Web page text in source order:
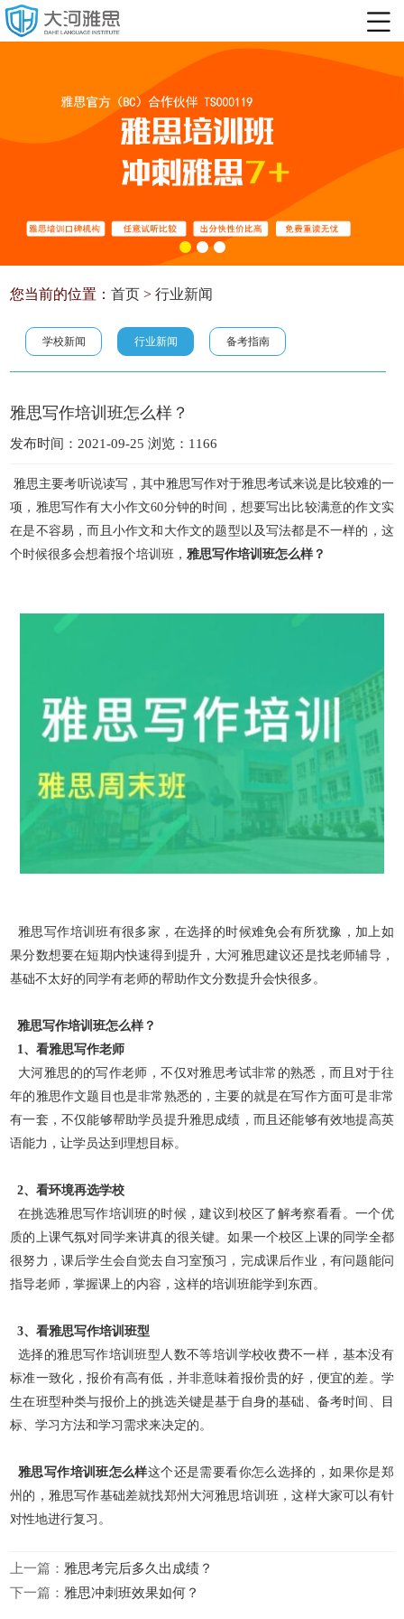
您当前的位置：首页 >行业新闻
学校新闻 行业新闻 备考指南
雅思写作培训班怎么样？
发布时间：2021-09-25 浏览：1166
雅思主要考听说读写，其中雅思写作对于雅思考试来说是比较难的一
项，雅思写作有大小作文60分钟的时间，想要写出比较满意的作文实
在是不容易，而且小作文和大作文的题型以及写法都是不一样的，这
个时候很多会想着报个培训班，雅思写作培训班怎么样？
雅思写作培训班有很多家，在选择的时候难免会有所犹豫，加上如
果分数想要在短期内快速得到提升，大河雅思建议还是找老师辅导，
基础不太好的同学有老师的帮助作文分数提升会快很多。
雅思写作培训班怎么样？
1、看雅思写作老师
大河雅思的的写作老师，不仅对雅思考试非常的熟悉，而且对于往
年的雅思作文题目也是非常熟悉的，主要的就是在写作方面可是非常
有一套，不仅能够帮助学员提升雅思成绩 ，而且还能够有效地提高英
语能力，让学员达到理想目标。
2、看环境再选学校
在挑选雅思写作培训班的时候，建议到校区了解考察看看。一个优
质的上课气氛对同学来讲真的很关键。如果一个校区上课的同学全都
很努力，课后学生会自觉去自习室预习， 完成课后作业，有问题能问
指导老师，掌握课上的内容，这样的培训班能学到东西。
3、看雅思写作培训班型
选择的雅思写作培训班型人数不等培训学校收费不一样，基本没有
标准一致化，报价有高有低，并非意味着报价贵的好，便宜的差。学
生在班型种类与报价上的挑选关键是基于 自身的基础、备考时间、目
标、学习方法和学习需求来决定的。
雅思写作培训班怎么样这个还是需要看你怎么选择的，如果你是郑
州的，雅思写作基础差就找郑州大河雅思培训班，这样大家可以有针
对性地进行复习。
上一篇：雅思考完后多久出成绩？
下一篇： 雅思冲刺班效果如何？